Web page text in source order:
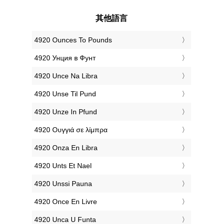
其他語言
‎4920 Ounces To Pounds
‎4920 Унция в Фунт
‎4920 Unce Na Libra
‎4920 Unse Til Pund
‎4920 Unze In Pfund
‎4920 Ουγγιά σε λίμπρα
‎4920 Onza En Libra
‎4920 Unts Et Nael
‎4920 Unssi Pauna
‎4920 Once En Livre
‎4920 Unca U Funta